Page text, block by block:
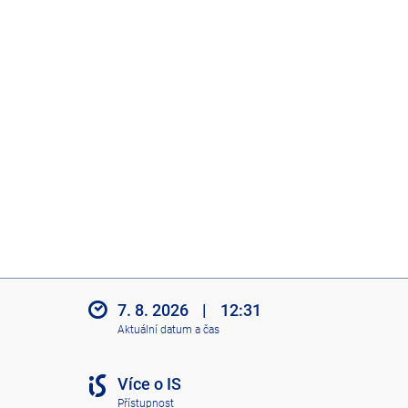
7. 8. 2026 | 12:31
Aktuální datum a čas
Více o IS
Přístupnost